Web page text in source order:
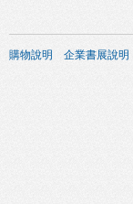
購物說明 企業書展說明